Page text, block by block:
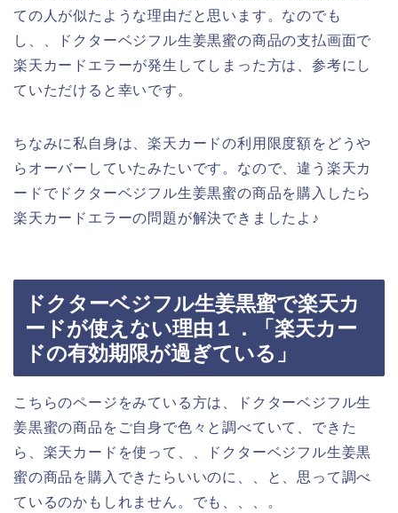
ての人が似たような理由だと思います。なのでも
し、、ドクターベジフル生姜黒蜜の商品の支払画面で
楽天カードエラーが発生してしまった方は、参考にし
ていただけると幸いです。
ちなみに私自身は、楽天カードの利用限度額をどうや
らオーバーしていたみたいです。なので、違う楽天カ
ードでドクターベジフル生姜黒蜜の商品を購入したら
楽天カードエラーの問題が解決できましたよ♪
ドクターベジフル生姜黒蜜で楽天カ
ードが使えない理由１．「楽天カー
ドの有効期限が過ぎている」
こちらのページをみている方は、ドクターベジフル生
姜黒蜜の商品をご自身で色々と調べていて、できた
ら、楽天カードを使って、、ドクターベジフル生姜黒
蜜の商品を購入できたらいいのに、、と、思って調べ
ているのかもしれません。でも、、、。